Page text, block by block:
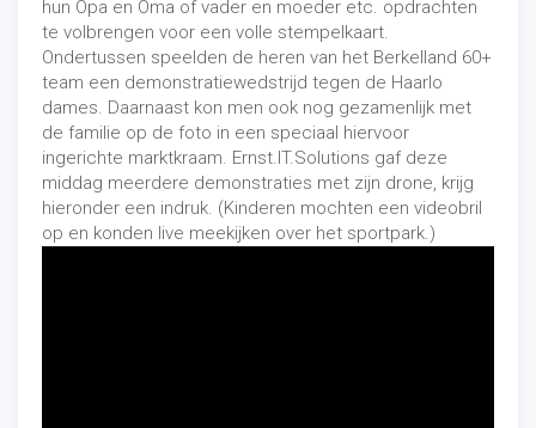
hun Opa en Oma of vader en moeder etc. opdrachten
te volbrengen voor een volle stempelkaart.
Ondertussen speelden de heren van het Berkelland 60+
team een demonstratiewedstrijd tegen de Haarlo
dames. Daarnaast kon men ook nog gezamenlijk met
de familie op de foto in een speciaal hiervoor
ingerichte marktkraam. Ernst.IT.Solutions gaf deze
middag meerdere demonstraties met zijn drone, krijg
hieronder een indruk. (Kinderen mochten een videobril
op en konden live meekijken over het sportpark.)